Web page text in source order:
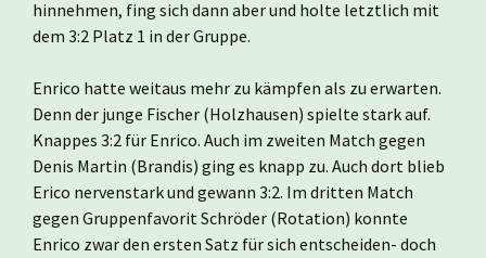
hinnehmen, fing sich dann aber und holte letztlich mit
dem 3:2 Platz 1 in der Gruppe.
Enrico hatte weitaus mehr zu kämpfen als zu erwarten.
Denn der junge Fischer (Holzhausen) spielte stark auf.
Knappes 3:2 für Enrico. Auch im zweiten Match gegen
Denis Martin (Brandis) ging es knapp zu. Auch dort blieb
Erico nervenstark und gewann 3:2. Im dritten Match
gegen Gruppenfavorit Schröder (Rotation) konnte
Enrico zwar den ersten Satz für sich entscheiden- doch